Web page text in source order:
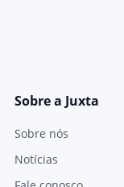
Sobre a Juxta
Sobre nós
Notícias